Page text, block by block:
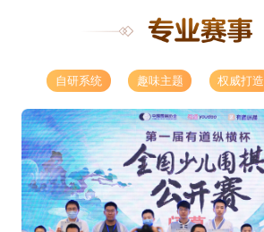
自研系统 趣味主题 权威打造